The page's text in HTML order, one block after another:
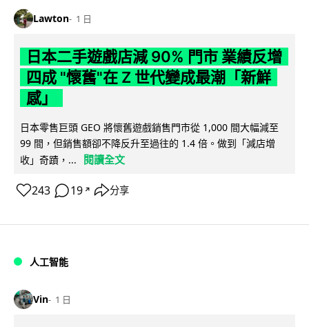
Lawton 1 日
日本二手遊戲店減 90% 門市 業績反增
四成 "懷舊"在 Z 世代變成最潮「新鮮
感」
日本零售巨頭 GEO 將懷舊遊戲銷售門市從 1,000 間大幅減至
99 間，但銷售額卻不降反升至過往的 1.4 倍。做到「減店增
收」奇蹟，...
閱讀全文
243 19 ↗ 分享
人工智能
Vin 1 日